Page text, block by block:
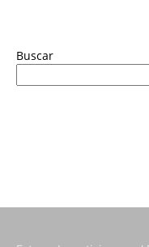
Buscar